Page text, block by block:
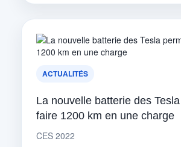
ACTUALITÉS
La nouvelle batterie des
faire 1200 km en une charge
CES 2022